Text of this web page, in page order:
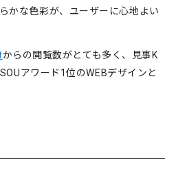
かな色彩が、ユーザーに心地よい
からの閲覧数がとても多く、見事K
アワード1位のWEBデザインと